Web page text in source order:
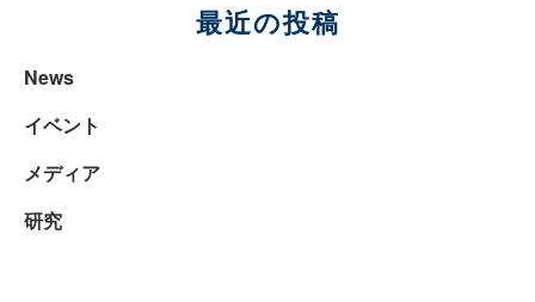
最近の投稿
News
イベント
メディア
研究